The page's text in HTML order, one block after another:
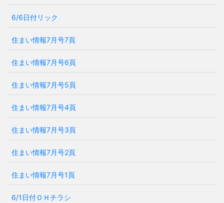
6/6日付リック
住まい情報7月号7頁
住まい情報7月号6頁
住まい情報7月号5頁
住まい情報7月号4頁
住まい情報7月号3頁
住まい情報7月号2頁
住まい情報7月号1頁
6/1日付ＯＨチラシ